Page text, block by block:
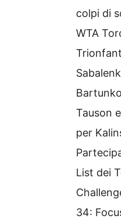
colpi di
WTA
Tauson
per
List dei
34: